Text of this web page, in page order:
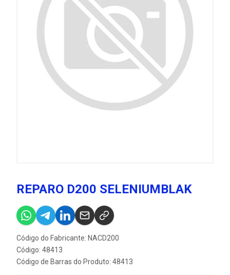
REPARO D200 SELENIUMBLAK
Código do Fabricante: NACD200
Código: 48413
Código de Barras do Produto: 48413